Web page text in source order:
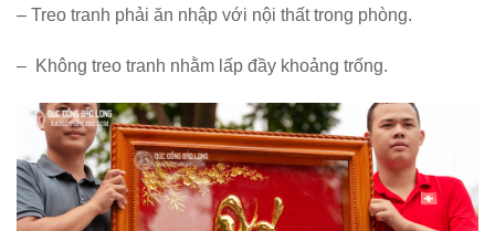
– Treo tranh phải ăn nhập với nội thất trong phòng.
– Không treo tranh nhằm lấp đầy khoảng trống.